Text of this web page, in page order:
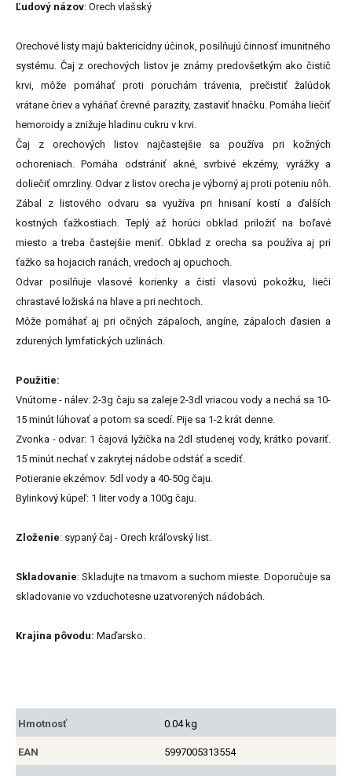
Ľudový názov: Orech vlašský
Orechové listy majú baktericídny účinok, posilňujú činnosť imunitného
systému. Čaj z orechových listov je známy predovšetkým ako čistič
krvi, môže pomáhať proti poruchám trávenia, prečistiť žalúdok
vrátane čriev a vyháňať črevné parazity, zastaviť hnačku. Pomáha liečiť
hemoroidy a znižuje hladinu cukru v krvi.
Čaj z orechových listov najčastejšie sa používa pri kožných
ochoreniach. Pomáha odstrániť akné, svrbivé ekzémy, vyrážky a
doliečiť omrzliny. Odvar z listov orecha je výborný aj proti poteniu nôh.
Zábal z listového odvaru sa využíva pri hnisaní kostí a ďalších
kostných ťažkostiach. Teplý až horúci obklad priložiť na boľavé
miesto a treba častejšie meniť. Obklad z orecha sa používa aj pri
ťažko sa hojacich ranách, vredoch aj opuchoch.
Odvar posilňuje vlasové korienky a čistí vlasovú pokožku, lieči
chrastavé ložiská na hlave a pri nechtoch.
Môže pomáhať aj pri očných zápaloch, angíne, zápaloch ďasien a
zdurených lymfatických uzlinách.
Použitie:
Vnútorne - nálev: 2-3g čaju sa zaleje 2-3dl vriacou vody a nechá sa 10-
15 minút lúhovať a potom sa scedí. Pije sa 1-2 krát denne.
Zvonka - odvar: 1 čajová lyžička na 2dl studenej vody, krátko povariť.
15 minút nechať v zakrytej nádobe odstáť a scediť.
Potieranie ekzémov: 5dl vody a 40-50g čaju.
Bylinkový kúpeľ: 1 liter vody a 100g čaju.
Zloženie: sypaný čaj - Orech kráľovský list.
Skladovanie: Skladujte na tmavom a suchom mieste. Doporučuje sa
skladovanie vo vzduchotesne uzatvorených nádobách.
Krajina pôvodu: Maďarsko.
Hmotnosť 0.04 kg
EAN 5997005313554